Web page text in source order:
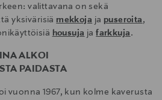
valittavana on sekä
yksivärisiä mekkoja ja puseroita,
housuja jafarkkuja.
ALKOI
PAIDASTA
vuonna 1967, kun kolme kaverusta